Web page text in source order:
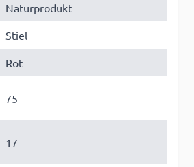
Naturprodukt
Stiel
Rot
75
17